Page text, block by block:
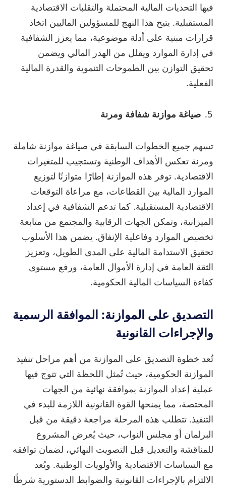
فيها التحديات المالية المحتملة والتقلبات الاقتصادية
المستقبلية. يتيح هذا النهج للمسؤولين الماليين اتخاذ
قرارات مبنية على أدلة موضوعية، مما يعزز الشفافية
في إدارة الموارد ويقلل من الهدر المالي ويضمن
تحقيق التوازن بين الطموحات التنموية والقدرة المالية
الفعلية.
صياغة موازنة شفافة ومرنة
تسهم جميع الخطوات السابقة في صياغة موازنة شاملة
ومرنة تعكس الأهداف الوطنية وتستجيب للمتغيرات
الاقتصادية. توفر هذه الموازنة إطارًا متوازنًا لتوزيع
الموارد المالية بين القطاعات، مع مراعاة التوقعات
الاقتصادية المستقبلية. كما تدعم الشفافية في إعداد
الميزانية، وتمكن الجهات الرقابية والمجتمع من متابعة
تخصيص الموارد وفاعلية الإنفاق. يضمن هذا الأسلوب
تحقيق الاستدامة المالية على المدى الطويل، وتعزيز
الثقة العامة في إدارة الأموال العامة، ورفع مستوى
كفاءة السياسات المالية الحكومية.
التصديق على الموازنة: الموافقة الرسمية
والإجراءات القانونية
تُعد خطوة التصديق على الموازنة من أهم مراحل تنفيذ
الموازنة الحكومية، حيث تُمثل اللحظة التي تتوج فيها
عملية إعداد الموازنة بموافقة نهائية من الجهات
المختصة، مما يمنحها القوة القانونية اللازمة للبدء في
التنفيذ. تتطلب هذه المرحلة مراجعة دقيقة من قبل
البرلمان أو مجلس النواب، حيث يُعرض المشروع
للمناقشة والتعديل قبل التصويت النهائي، لضمان توافقه
مع السياسات الاقتصادية والأولويات الوطنية. ويُعد
الالتزام بالإجراءات القانونية والضوابط الدستورية شرطًا